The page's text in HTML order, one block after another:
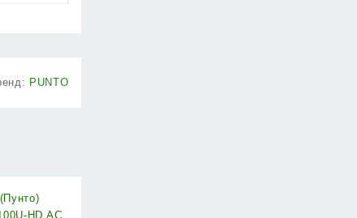
PUNTO